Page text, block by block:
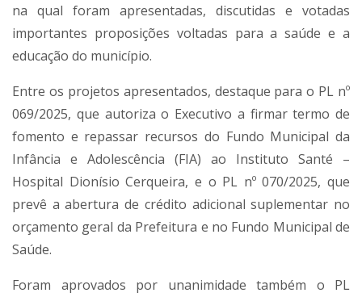
na qual foram apresentadas, discutidas e votadas
importantes proposições voltadas para a saúde e a
educação do município.
Entre os projetos apresentados, destaque para o PL nº
069/2025, que autoriza o Executivo a firmar termo de
fomento e repassar recursos do Fundo Municipal da
Infância e Adolescência (FIA) ao Instituto Santé –
Hospital Dionísio Cerqueira, e o PL nº 070/2025, que
prevê a abertura de crédito adicional suplementar no
orçamento geral da Prefeitura e no Fundo Municipal de
Saúde.
Foram aprovados por unanimidade também o PL